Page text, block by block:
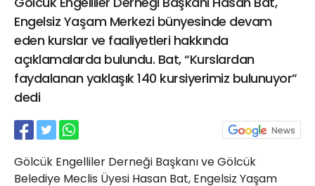
Engelsiz Yaşam Merkezi bünyesinde devam
eden kurslar ve faaliyetleri hakkında
açıklamalarda bulundu. Bat, “Kurslardan
faydalanan yaklaşık 140 kursiyerimiz bulunuyor”
dedi
Gölcük Engelliler Derneği Başkanı ve Gölcük
Belediye Meclis Üyesi Hasan Bat, Engelsiz Yaşam
21 Gölcük
02624132333
haber@golcukpostasi.com